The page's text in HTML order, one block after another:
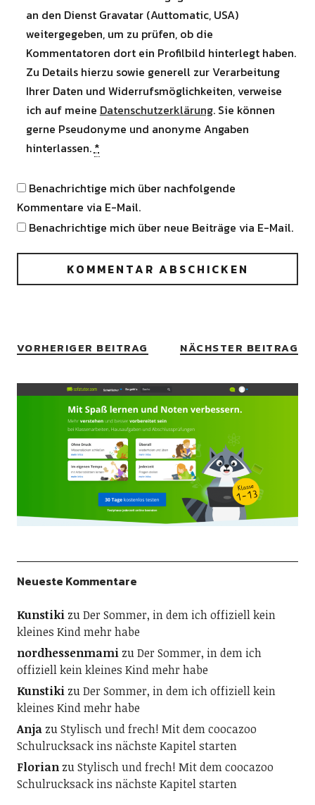
an den Dienst Gravatar (Auttomatic, USA)
weitergegeben, um zu prüfen, ob die
Kommentatoren dort ein Profilbild hinterlegt haben.
Zu Details hierzu sowie generell zur Verarbeitung
Ihrer Daten und Widerrufsmöglichkeiten, verweise
ich auf meine Datenschutzerklärung. Sie können
gerne Pseudonyme und anonyme Angaben
hinterlassen.*
Benachrichtige mich über nachfolgende
Kommentare via E-Mail.
Benachrichtige mich über neue Beiträge via E-Mail.
VORHERIGER BEITRAG NÄCHSTER BEITRAG
Neueste Kommentare
KunstikizuDer Sommer, in dem ich offiziell kein
kleines Kind mehr habe
nordhessenmamizuDer Sommer, in dem ich
offiziell kein kleines Kind mehr habe
KunstikizuDer Sommer, in dem ich offiziell kein
kleines Kind mehr habe
AnjazuStylisch und frech! Mit dem coocazoo
Schulrucksack ins nächste Kapitel starten
FlorianzuStylisch und frech! Mit dem coocazoo
Schulrucksack ins nächste Kapitel starten